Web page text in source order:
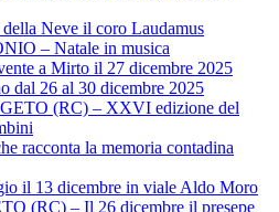
Neve il coro Laudamus
– Natale in musica
a Mirto il 27 dicembre 2025
26 al 30 dicembre 2025
(RC) – XXVI edizione del
racconta la memoria contadina
il 13 dicembre in viale Aldo Moro
(RC) – Il 26 dicembre il presepe